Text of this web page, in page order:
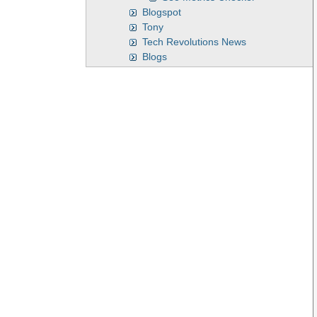
Blogspot
Tony
Tech Revolutions News
Blogs